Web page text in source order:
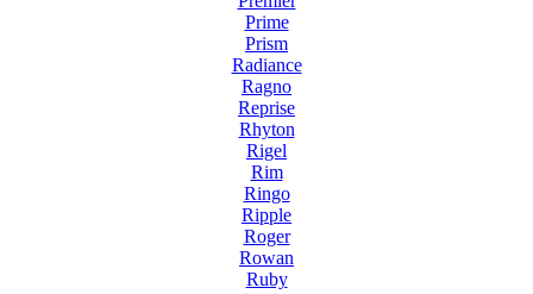
Prime
Prism
Radiance
Ragno
Reprise
Rhyton
Rigel
Rim
Ringo
Ripple
Roger
Rowan
Ruby